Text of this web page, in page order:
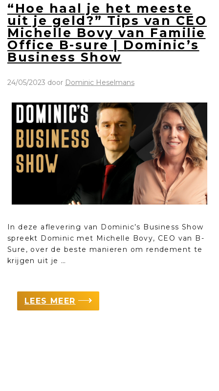
“Hoe haal je het meeste
uit je geld?” Tips van CEO
Michelle Bovy van Familie
Office B-sure | Dominic’s
Business Show
24/05/2023 door Dominic Heselmans
In deze aflevering van Dominic’s Business Show
spreekt Dominic met Michelle Bovy, CEO van B-
Sure, over de beste manieren om rendement te
krijgen uit je …
LEES MEER